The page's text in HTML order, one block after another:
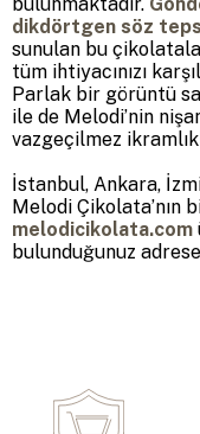
dikdörtgen söz
sunulan bu
tüm ihtiyacınızı
Parlak bir görüntü
ile de Melodi’nin
vazgeçilmez
İstanbul, Ankara,
Melodi Çikolata’nın
melodicikolata.com
bulunduğunuz